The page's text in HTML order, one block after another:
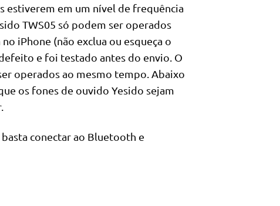
estiverem em um nível de frequência
TWS05 só podem ser operados
iPhone (não exclua ou esqueça o
e foi testado antes do envio. O
operados ao mesmo tempo. Abaixo
os fones de ouvido Yesido sejam
conectar ao Bluetooth e